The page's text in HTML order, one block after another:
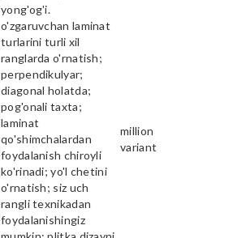
yong'og'i.
o'zgaruvchan laminat
turlarini turli xil
ranglarda o'rnatish;
perpendikulyar;
diagonal holatda;
pog'onali taxta;
laminat
qo'shimchalardan
foydalanish chiroyli
ko'rinadi; yo'l chetini
o'rnatish; siz uch
rangli texnikadan
foydalanishingiz
million
variant